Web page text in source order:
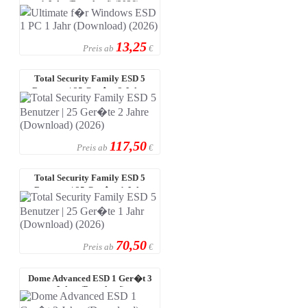
1 Jahr (Download) (2026)
Preis ab 13,25 €
Total Security Family ESD 5
Benutzer | 25 Ger�te 2 Jahre
(Downl ...
Preis ab 117,50 €
Total Security Family ESD 5
Benutzer | 25 Ger�te 1 Jahr
(Downlo ...
Preis ab 70,50 €
Dome Advanced ESD 1 Ger�t 3
Jahre (Download)